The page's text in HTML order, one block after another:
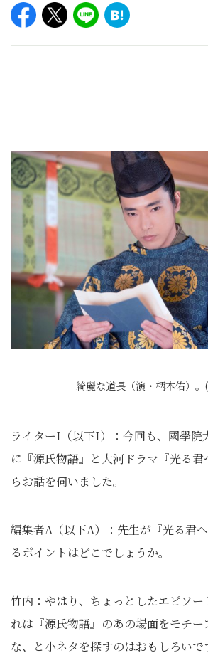
綺麗な道長（演・柄本佑）
ライターI（以下I）：今回も、國學院
に『源氏物語』と大河ドラマ『光る
らお話を伺いました。
編集者A（以下A）：先生が『光る君
るポイントはどこでしょうか。
竹内：やはり、ちょっとしたエピソー
れは『源氏物語』のあの場面をモチー
な、と小ネタを探すのはおもしろいで